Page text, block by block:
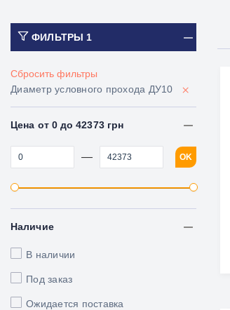
ФИЛЬТРЫ 1
Сбросить фильтры
Диаметр условного прохода ДУ10
×
Цена от 0 до 42373 грн
— OK
Наличие
В наличии
Под заказ
Ожидается поставка